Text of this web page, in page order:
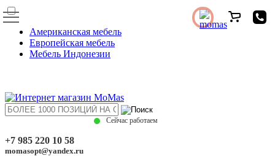
Американская мебель
Европейская мебель
Мебель Индонезии
Сейчас работаем
+7 985 220 10 58
momasopt@yandex.ru